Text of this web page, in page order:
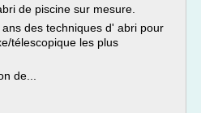
de piscine sur mesure.
des techniques d' abri pour
télescopique les plus
de...